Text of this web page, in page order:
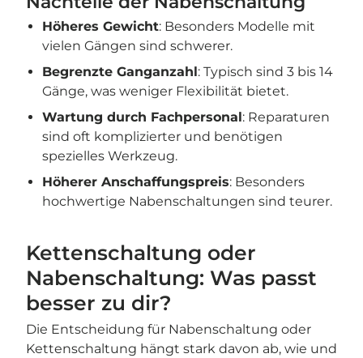
Höheres Gewicht: Besonders Modelle mit
vielen Gängen sind schwerer.
Begrenzte Ganganzahl: Typisch sind 3 bis 14
Gänge, was weniger Flexibilität bietet.
Wartung durch Fachpersonal: Reparaturen
sind oft komplizierter und benötigen
spezielles Werkzeug.
Höherer Anschaffungspreis: Besonders
hochwertige Nabenschaltungen sind teurer.
Kettenschaltung oder
Nabenschaltung: Was passt
besser zu dir?
Die Entscheidung für Nabenschaltung oder
Kettenschaltung hängt stark davon ab, wie und